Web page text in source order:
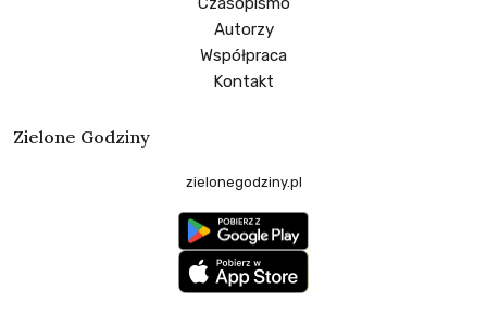
Autorzy
Współpraca
Kontakt
Zielone Godziny
zielonegodziny.pl